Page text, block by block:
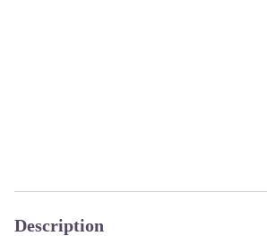
Description